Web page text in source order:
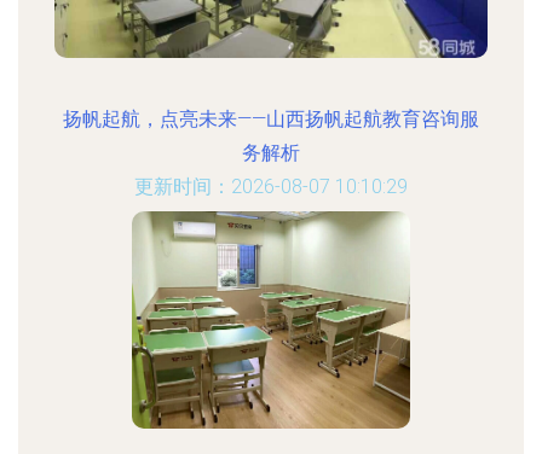
扬帆起航，点亮未来——山西扬帆起航教育咨询服
务解析
更新时间：2026-08-07 10:10:29